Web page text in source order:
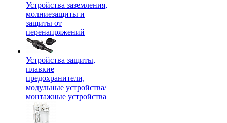
Устройства заземления,
молниезащиты и
защиты от
перенапряжений
Устройства защиты,
плавкие
предохранители,
модульные устройства/
монтажные устройства